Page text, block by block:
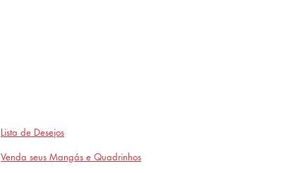
Lista de Desejos
Venda seus Mangás e Quadrinhos